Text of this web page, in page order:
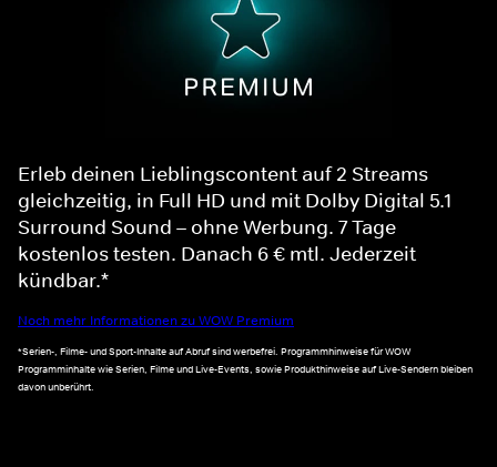
Erleb deinen Lieblingscontent auf 2 Streams
gleichzeitig, in Full HD und mit Dolby Digital 5.1
Surround Sound – ohne Werbung. 7 Tage
kostenlos testen. Danach 6 € mtl. Jederzeit
kündbar.*
Noch mehr Informationen zu WOW Premium
*Serien-, Filme- und Sport-Inhalte auf Abruf sind werbefrei. Programmhinweise für WOW
Programminhalte wie Serien, Filme und Live-Events, sowie Produkthinweise auf Live-Sendern bleiben
davon unberührt.